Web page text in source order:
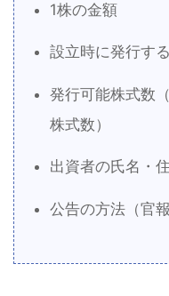
1株の金額
設立時に発行す
発行可能株式数
株式数）
出資者の氏名・
公告の方法（官